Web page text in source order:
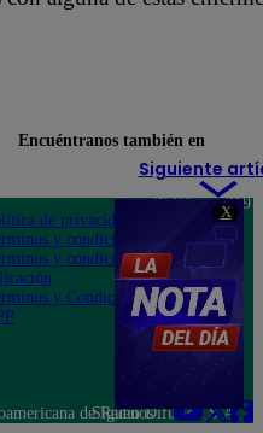
X
Siguiente
Encuéntranos también en
de privacidad
y condiciones
y condiciones
y Condiciones
Teléfono: 219
Av. San
Felipe 968
Jesús María
de Radio Difusión S.A.
Síguenos